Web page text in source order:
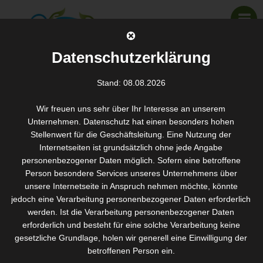
Hast du dein Passwort vergessen? Bitte gib deinen
Benutzernamen oder E-Mail-Adresse ein. Du erhältst einen Link
per E-Mail, womit du dir ein neues Passwort erstellen kannst.
Benutzername oder E-Mail-Adresse*
Passwort zurücksetzen
Datenschutzerklärung
Stand: 08.08.2026
Wir freuen uns sehr über Ihr Interesse an unserem
Unternehmen. Datenschutz hat einen besonders hohen
Stellenwert für die Geschäftsleitung. Eine Nutzung der
Internetseiten ist grundsätzlich ohne jede Angabe
personenbezogener Daten möglich. Sofern eine betroffene
Person besondere Services unseres Unternehmens über
unsere Internetseite in Anspruch nehmen möchte, könnte
jedoch eine Verarbeitung personenbezogener Daten erforderlich
werden. Ist die Verarbeitung personenbezogener Daten
erforderlich und besteht für eine solche Verarbeitung keine
gesetzliche Grundlage, holen wir generell eine Einwilligung der
betroffenen Person ein.